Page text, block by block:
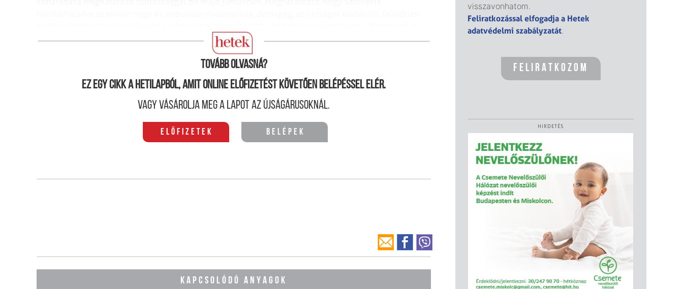
gazdaságot ésszerűen előrevivő korábbi útra.
Tovább olvasná?
Ez egy cikk a hetilapból, amit online előfizetést követően belépéssel elér.
Vagy vásárolja meg a lapot az újságárusoknál.
Előfizetek Belépek
KAPCSOLÓDÓ ANYAGOK
visszavonhatom.
Feliratkozással elfogadja a Hetek
adatvédelmi szabályzatát.
HIRDETÉS